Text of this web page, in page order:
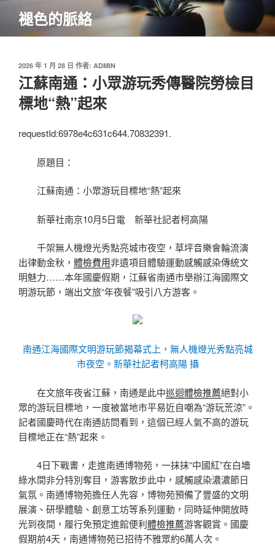
主
褪色的脈絡
發
佈
於
2026 年 1 月 28 日 作者: ADMIN
江蘇南通：小眾游玩秀傳醫院勞檢目
標地“熱”起來
requestId:6978e4c631c644.70832391.
原題目：
江蘇南通：小眾游玩目標地“熱”起來
新華社南京10月5日電 新華社記者柯高陽
千架無人機燈光秀點亮城市夜空，草坪音樂會輪流演
出律動金秋， 體檢費用非遺項目體驗運動感觸感染傳統文
明魅力……本年國慶假期，江蘇省南通市舉辦江海國際文
明游玩節，端出文旅“年夜餐”吸引八方游客。
南通江海國際文明游玩節揭幕式上，無人機燈光秀點亮城
市夜空。新華社記者柯高陽 攝
在文旅年夜省江蘇，南通是此中巡迴體檢推薦絕對小
眾的游玩目標地，一度被當地市平易近自嘲為“游玩荒涼”。
記者國慶時代在南通訪問看到，這個已經人氣不高的游玩
目標地正在“熱”起來。
4日下戰書，走進南通博物苑，一抹抹“中國紅”在白墻
綠水間非分特別奪目，游客散步此中，感觸感染濃濃節日
氣氛。南通博物苑擔任人先容，博物苑預備了豐盛的文明
展演、研學體驗、創意工坊等系列運動，同時延伸開放時
光到夜間，履行免預定進館便利體檢推薦游客觀賞。國慶
假期前4天，南通博物苑已招待不雅眾約6萬人次。